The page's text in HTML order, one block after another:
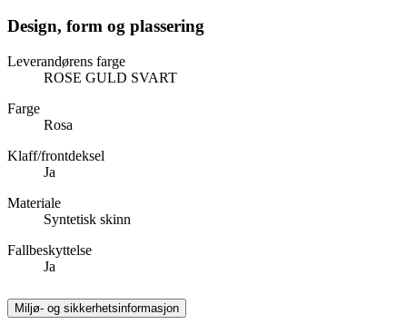
Design, form og plassering
Leverandørens farge
ROSE GULD SVART
Farge
Rosa
Klaff/frontdeksel
Ja
Materiale
Syntetisk skinn
Fallbeskyttelse
Ja
Miljø- og sikkerhetsinformasjon